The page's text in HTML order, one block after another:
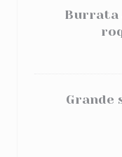
Burrata
Grande